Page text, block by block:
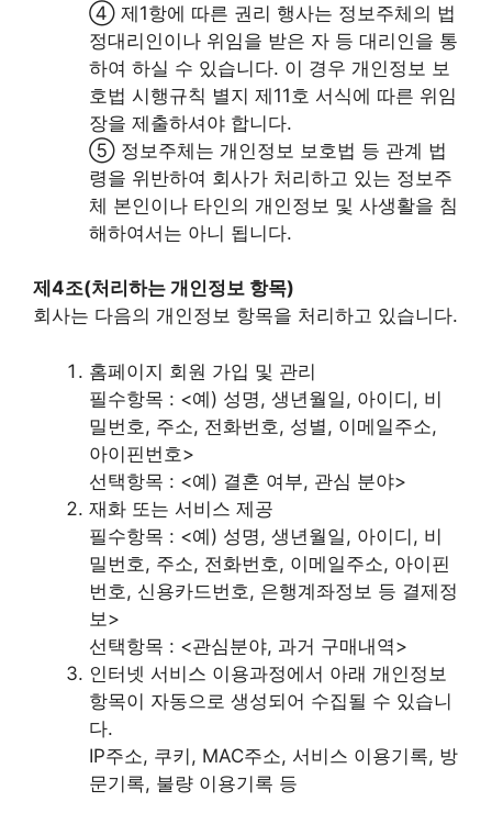
④ 제1항에 따른 권리 행사는 정보주체의 법
정대리인이나 위임을 받은 자 등 대리인을 통
하여 하실 수 있습니다. 이 경우 개인정보 보
호법 시행규칙 별지 제11호 서식에 따른 위임
장을 제출하셔야 합니다.
⑤ 정보주체는 개인정보 보호법 등 관계 법
령을 위반하여 회사가 처리하고 있는 정보주
체 본인이나 타인의 개인정보 및 사생활을 침
해하여서는 아니 됩니다.
제4조(처리하는 개인정보 항목)
회사는 다음의 개인정보 항목을 처리하고 있습니다.
홈페이지 회원 가입 및 관리
필수항목 : <예) 성명, 생년월일, 아이디, 비
밀번호, 주소, 전화번호, 성별, 이메일주소,
아이핀번호>
선택항목 : <예) 결혼 여부, 관심 분야>
재화 또는 서비스 제공
필수항목 : <예) 성명, 생년월일, 아이디, 비
밀번호, 주소, 전화번호, 이메일주소, 아이핀
번호, 신용카드번호, 은행계좌정보 등 결제정
보>
선택항목 : <관심분야, 과거 구매내역>
인터넷 서비스 이용과정에서 아래 개인정보
항목이 자동으로 생성되어 수집될 수 있습니
다.
IP주소, 쿠키, MAC주소, 서비스 이용기록, 방
문기록, 불량 이용기록 등